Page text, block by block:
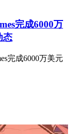
完成6000万
态
完成6000万美元